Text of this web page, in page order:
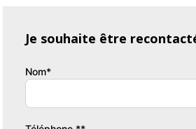
jour à LED, Fixation Isofix siège
Diamantées bi-ton, Jantes Alu, Kit mains-
antibrouillard, Prise 12V, Prise USB,
stationnement AV, Radio numérique
Je souhaite être
Nom*